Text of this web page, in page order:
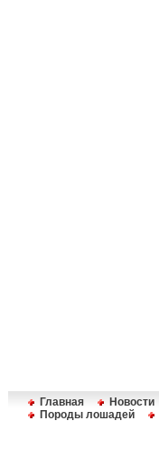
Главная Новости
Породы лошадей